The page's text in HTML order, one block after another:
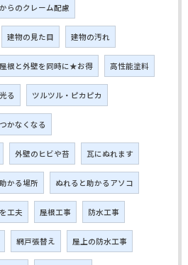
らのクレーム配慮
建物の見た目 建物の汚れ
屋根と外壁を同時に★お得 高性能塗料
る ツルツル・ピカピカ
かなくなる
外壁のヒビや苔 瓦にぬれます
かる場所 ぬれると助かるアソコ
工夫 屋根工事 防水工事
網戸張替え 屋上の防水工事